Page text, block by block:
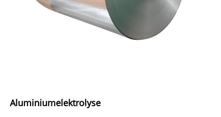
Aluminiumelektrolyse